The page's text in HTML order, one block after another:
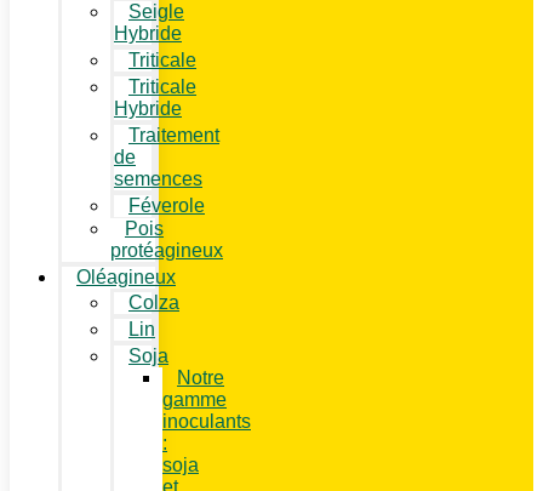
Seigle
Hybride
Triticale
Triticale
Hybride
Traitement
de
semences
Féverole
Pois
protéagineux
Oléagineux
Colza
Lin
Soja
Notre
gamme
inoculants
:
soja
et